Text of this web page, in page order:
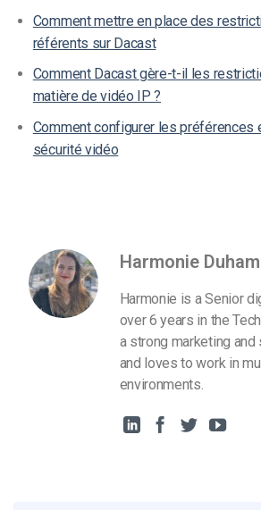
Comment mettre en place des
référents sur Dacast
Comment Dacast gère-t-il les
matière de vidéo IP ?
Comment configurer les préférences
sécurité vidéo
Harmonie
Harmonie is a Senior
over 6 years in the
a strong marketing
and loves to work in
environments.